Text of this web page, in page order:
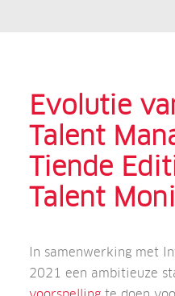
Evolutie
Talent
Tiende
Talent
In samenwerking met
2021 een ambitieuze